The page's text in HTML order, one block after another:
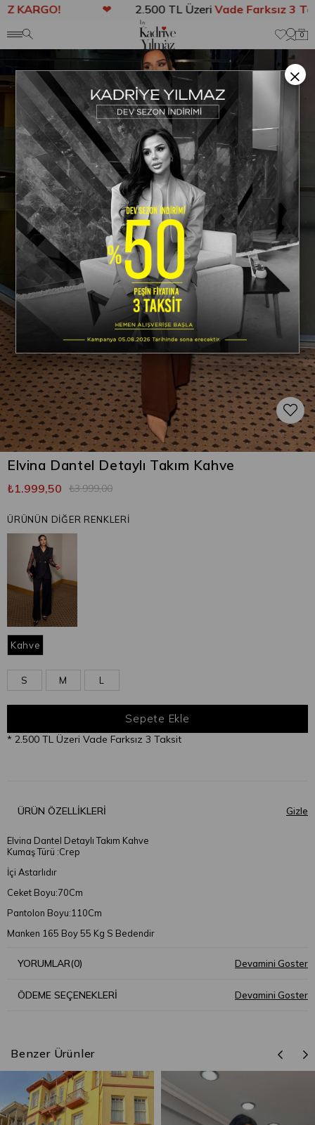
KARGO! 2.500 TL ÜzeriVade Farksız 3
0
Anasayfa Elvina Dantel Detaylı Takım Kahve
Elvina Dantel Detaylı Takım Kahve
₺3.999,00
₺1.999,50
ÜRÜNÜN DİĞER RENKLERİ
Kahve
S M L
* 2.500 TL Üzeri Vade Farksız 3 Taksit
ÜRÜN ÖZELLIKLERI
Elvina Dantel Detaylı Takım Kahve
Kumaş Türü :Crep
İçi Astarlıdır
Ceket Boyu:70Cm
Pantolon Boyu:110Cm
Manken 165 Boy 55 Kg S Bedendir
YORUMLAR(0)
ÖDEME SEÇENEKLERI
Benzer Ürünler
×